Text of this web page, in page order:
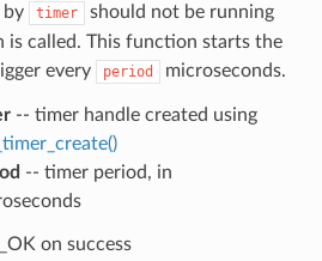
by timer
should not be running
called. This function starts the
every
period microseconds.
-- timer handle created using
-- timer period, in
on success